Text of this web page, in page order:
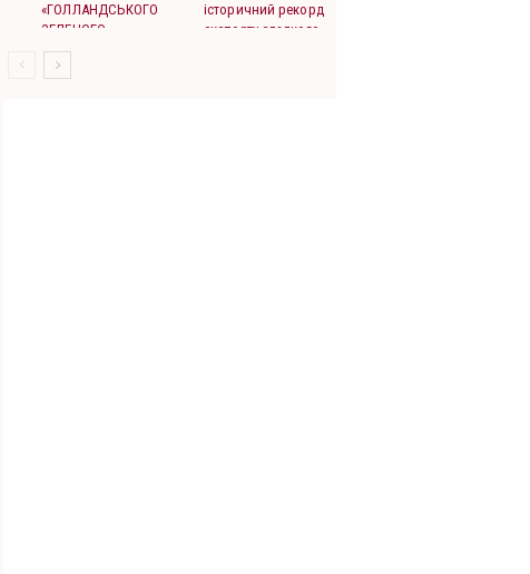
«ГОЛЛАНДСЬКОГО
ЗЕЛЕНОГО
ДІАМАНТУ», АБО
«КАМО ГРАДЕШІ*»,
історичний рекорд
експорту сладкого